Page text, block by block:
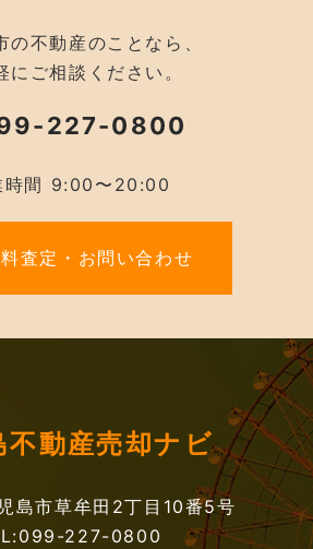
の不動産のことなら、
にご相談ください。
227-0800
時間 9:00〜20:00
査定・お問い合わせ
不動産売却ナビ
島市草牟田2丁目10番5号
227-0800